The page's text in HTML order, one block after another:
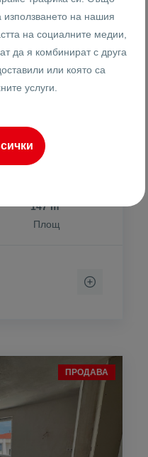
1803 €/m2
3526.36 лв /m2
3-стаен
147 m
Площ
ПРОДАВА
на нашия
на социалните медии,
да я комбинират с друга
или която са
услуги.